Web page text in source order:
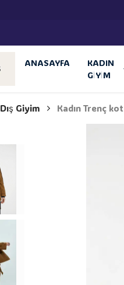
ANASAYFA
KADIN
GİYİM
Dış Giyim Kadın Trenç kot